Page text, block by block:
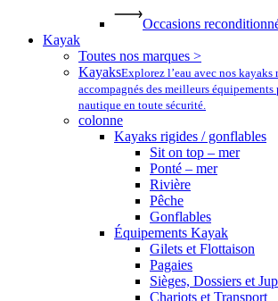
Occasions
Kayak
Toutes nos marques >
KayaksExplorez l’eau avec nos
accompagnés des meilleurs
nautique en toute sécurité.
colonne
Kayaks rigides / gonflables
Sit on top – mer
Ponté – mer
Rivière
Pêche
Gonflables
Équipements Kayak
Gilets et Flottaison
Pagaies
Sièges, Dossiers et
Chariots et Transport